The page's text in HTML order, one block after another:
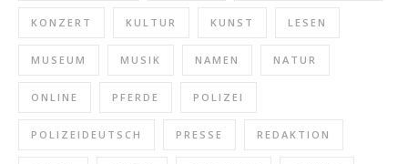
KONZERT KULTUR KUNST LESEN
MUSEUM MUSIK NAMEN NATUR
ONLINE PFERDE POLIZEI
POLIZEIDEUTSCH PRESSE REDAKTION